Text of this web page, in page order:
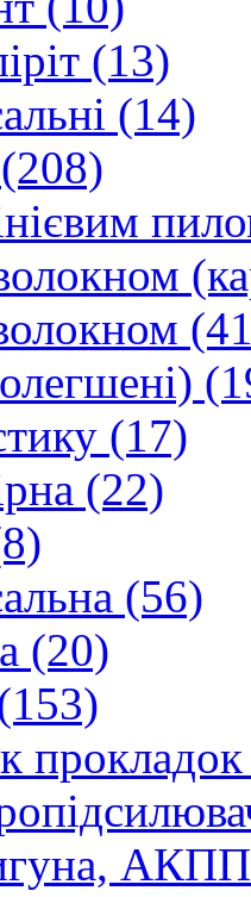
(13)
(14)
(17)
(22)
(56)
(20)